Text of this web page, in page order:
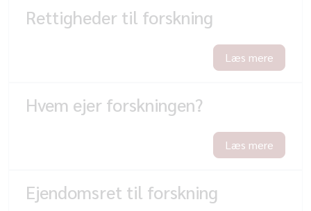
Rettigheder til forskning
Læs mere
Hvem ejer forskningen?
Læs mere
Ejendomsret til forskning